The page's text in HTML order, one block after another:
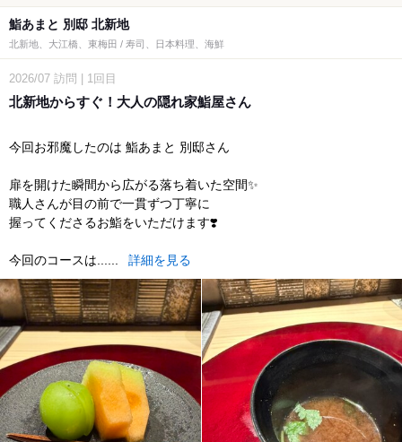
鮨あまと 別邸 北新地
北新地、大江橋、東梅田 / 寿司、日本料理、海鮮
2026/07 訪問 1回目
北新地からすぐ！大人の隠れ家鮨屋さん
今回お邪魔したのは 鮨あまと 別邸さん
扉を開けた瞬間から広がる落ち着いた空間✨
職人さんが目の前で一貫ずつ丁寧に
握ってくださるお鮨をいただけます❣️
今回のコースは...... 詳細を見る